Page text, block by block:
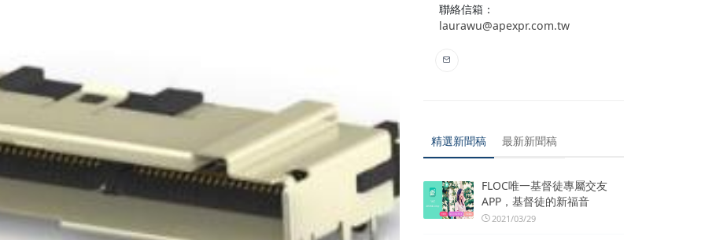
聯絡信箱：
laurawu@apexpr.com.tw
精選新聞稿 最新新聞稿
FLOC唯一基督徒專屬交友
APP，基督徒的新福音
2021/03/29